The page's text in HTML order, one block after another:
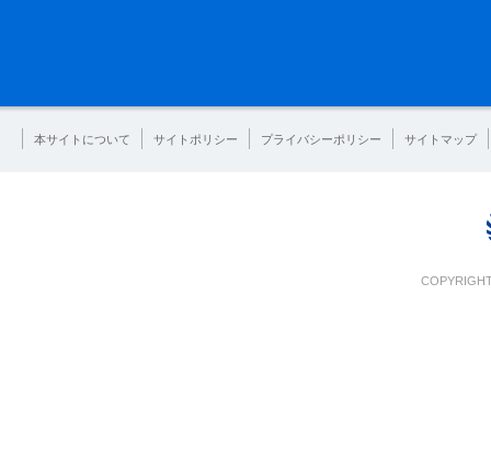
本サイトについて サイトポリシー プライバシーポリシー サイトマップ